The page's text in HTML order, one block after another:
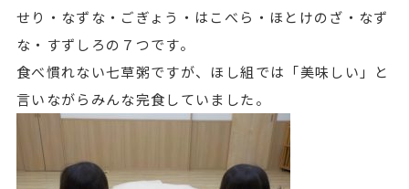
せり・なずな・ごぎょう・はこべら・ほとけのざ・なず
な・すずしろの７つです。
食べ慣れない七草粥ですが、ほし組では「美味しい」と
言いながらみんな完食していました。